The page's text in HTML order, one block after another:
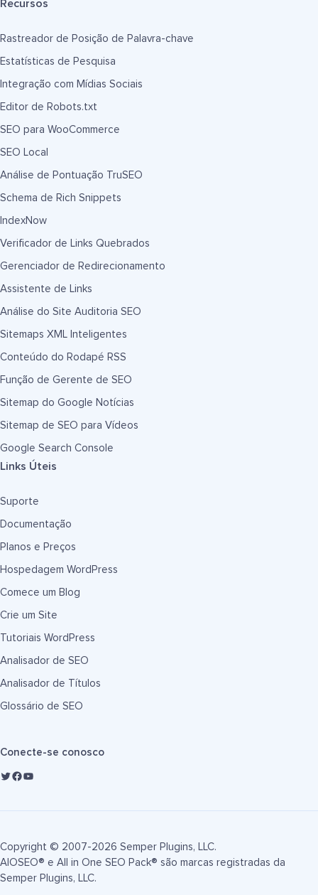
Recursos
Rastreador de Posição de Palavra-chave
Estatísticas de Pesquisa
Integração com Mídias Sociais
Editor de Robots.txt
SEO para WooCommerce
SEO Local
Análise de Pontuação TruSEO
Schema de Rich Snippets
IndexNow
Verificador de Links Quebrados
Gerenciador de Redirecionamento
Assistente de Links
Análise do Site Auditoria SEO
Sitemaps XML Inteligentes
Conteúdo do Rodapé RSS
Função de Gerente de SEO
Sitemap do Google Notícias
Sitemap de SEO para Vídeos
Google Search Console
Links Úteis
Suporte
Documentação
Planos e Preços
Hospedagem WordPress
Comece um Blog
Crie um Site
Tutoriais WordPress
Analisador de SEO
Analisador de Títulos
Glossário de SEO
Conecte-se conosco
Copyright © 2007-2026 Semper Plugins, LLC.
AIOSEO® e All in One SEO Pack® são marcas registradas da
Semper Plugins, LLC.